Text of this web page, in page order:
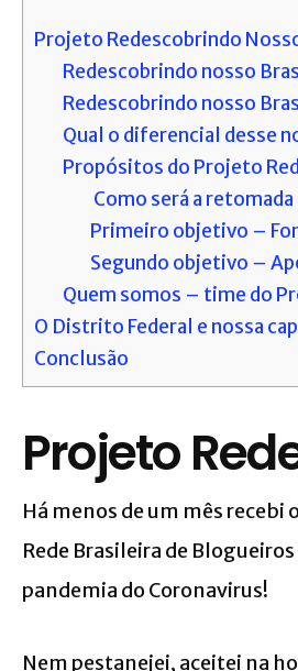
Projeto Redescobrindo
Redescobrindo nosso
Redescobrindo nosso
Qual o diferencial desse
Propósitos do Projeto
Como será a
Primeiro objetivo –
Segundo objetivo –
Quem somos – time do
O Distrito Federal e nossa
Conclusão
Projeto
Há menos de um mês recebi
Rede Brasileira de
pandemia do Coronavirus!
Nem pestanejei, aceitei na